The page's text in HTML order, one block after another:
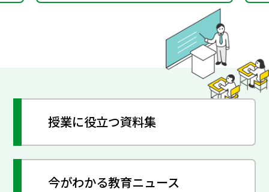
授業に役立つ資料集
今がわかる教育ニュース